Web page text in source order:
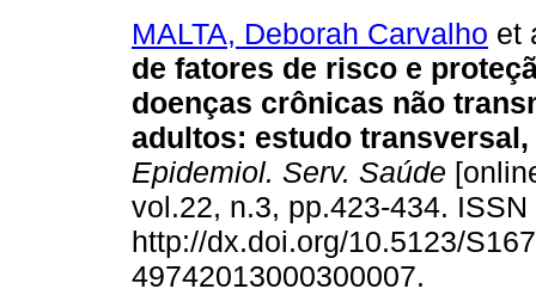
MALTA, Deborah Carvalho et
de fatores de risco e
doenças crônicas não
adultos: estudo transversal,
Epidemiol. Serv. Saúde
vol.22, n.3, pp.423-434.
http://dx.doi.org/10.5123/
49742013000300007.